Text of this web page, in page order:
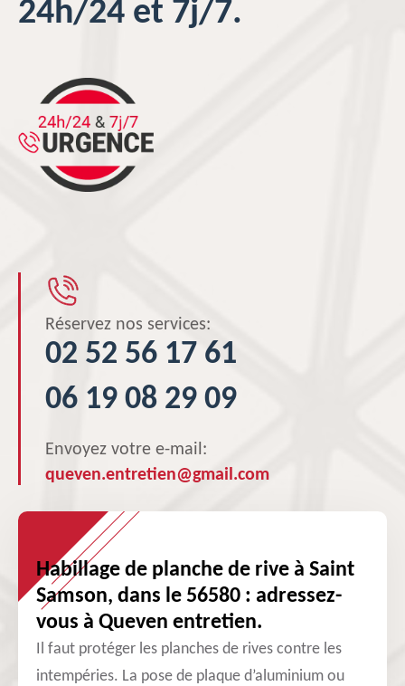
24h/24 et 7j/7.
Réservez nos services:
02 52 56 17 61
06 19 08 29 09
Envoyez votre e-mail:
queven.entretien@gmail.com
Habillage de planche de rive à Saint
Samson, dans le 56580 : adressez-
vous à Queven entretien.
Il faut protéger les planches de rives contre les
intempéries. La pose de plaque d’aluminium ou